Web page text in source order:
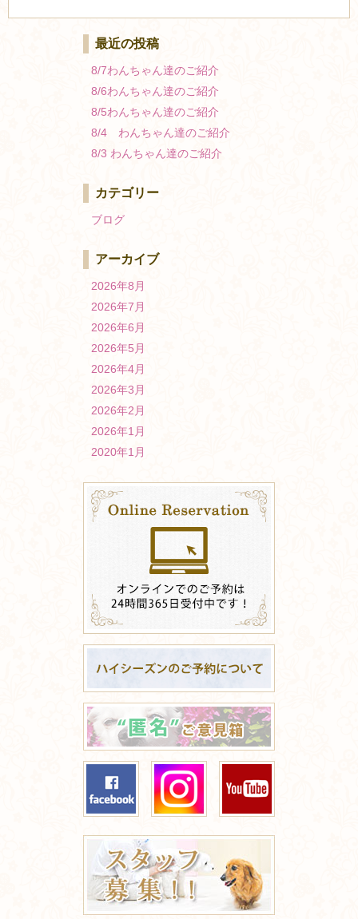
最近の投稿
8/7わんちゃん達のご紹介
8/6わんちゃん達のご紹介
8/5わんちゃん達のご紹介
8/4 わんちゃん達のご紹介
8/3 わんちゃん達のご紹介
カテゴリー
ブログ
アーカイブ
2026年8月
2026年7月
2026年6月
2026年5月
2026年4月
2026年3月
2026年2月
2026年1月
2020年1月